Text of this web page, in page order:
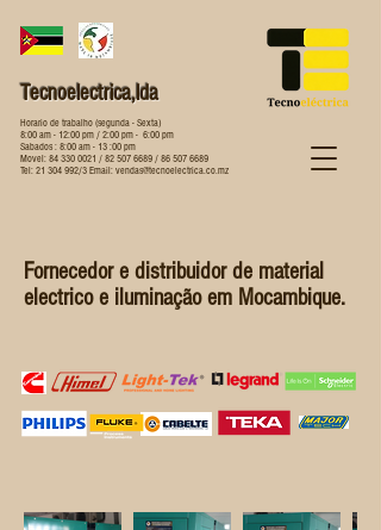
Tecnoelectrica,lda
Horario de trabalho (segunda - Sexta)
8:00 am - 12:00 pm / 2:00 pm - 6:00 pm
Sabados : 8:00 am - 13 :00 pm
Movel: 84 330 0021 / 82 507 6689 / 86 507 6689
Tel: 21 304 992/3 Email: vendas@tecnoelectrica.co.mz
Fornecedor e distribuidor de material
electrico e iluminação em Mocambique.